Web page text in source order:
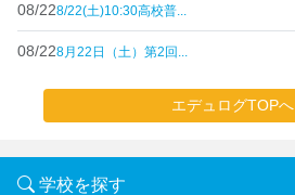
08/228/22(土)10:30高校普...
08/228月22日（土）第2回...
エデュログTOPへ
学校を探す